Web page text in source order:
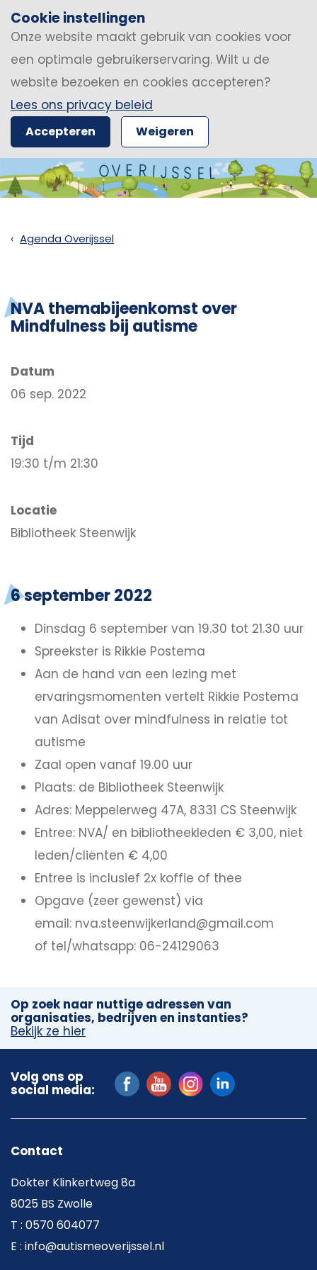
Cookie instellingen
Onze website maakt gebruik van cookies voor
een optimale gebruikerservaring. Wilt u de
website bezoeken en cookies accepteren?
Lees ons privacy beleid
Accepteren Weigeren
Agenda Overijssel
NVA themabijeenkomst over
Mindfulness bij autisme
Datum
06 sep. 2022
Tijd
19:30 t/m 21:30
Locatie
Bibliotheek Steenwijk
6 september 2022
Dinsdag 6 september van 19.30 tot 21.30 uur
Spreekster is Rikkie Postema
Aan de hand van een lezing met
ervaringsmomenten vertelt Rikkie Postema
van Adisat over mindfulness in relatie tot
autisme
Zaal open vanaf 19.00 uur
Plaats: de Bibliotheek Steenwijk
Adres: Meppelerweg 47A, 8331 CS Steenwijk
Entree: NVA/ en bibliotheekleden € 3,00, niet
leden/cliënten € 4,00
Entree is inclusief 2x koffie of thee
Opgave (zeer gewenst) via
email: nva.steenwijkerland@gmail.com
of tel/whatsapp: 06-24129063
Op zoek naar nuttige adressen van
organisaties, bedrijven en instanties?
Bekijk ze hier
Volg ons op
social media:
Contact
Dokter Klinkertweg 8a
8025 BS Zwolle
T : 0570 604077
E : info@autismeoverijssel.nl